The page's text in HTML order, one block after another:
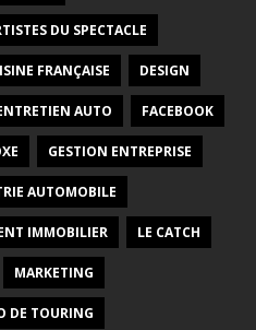
DU SPECTACLE
FRANÇAISE DESIGN
AUTO FACEBOOK
GESTION ENTREPRISE
AUTOMOBILE
IMMOBILIER LE CATCH
MARKETING
DE TOURING